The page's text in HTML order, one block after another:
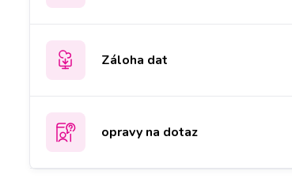
Záloha dat
opravy na dotaz